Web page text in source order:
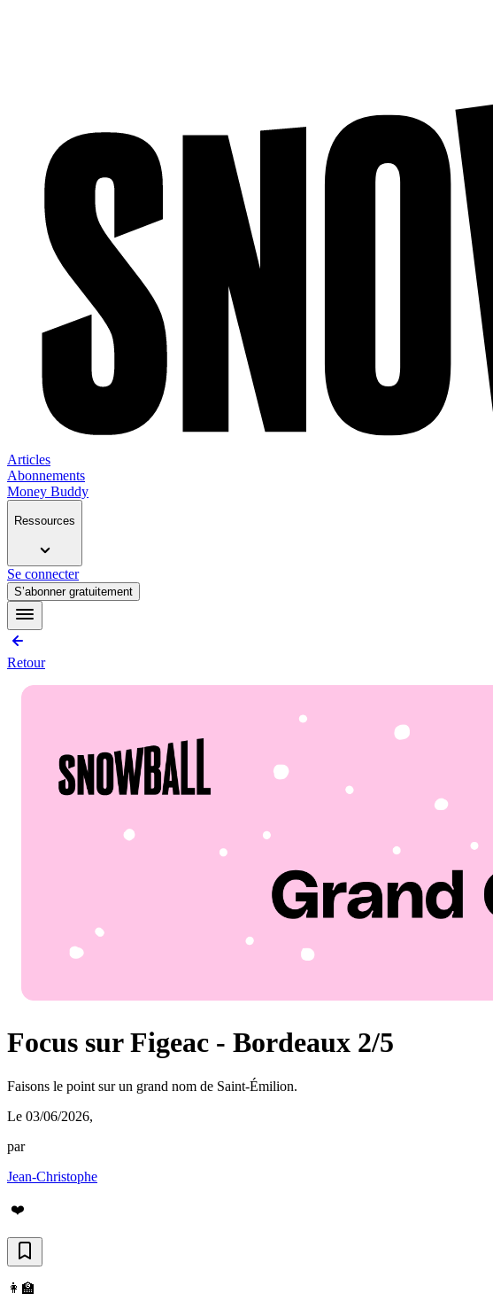
Articles
Abonnements
Money Buddy
Ressources
Se connecter
S’abonner gratuitement
Retour
Focus sur Figeac - Bordeaux 2/5
Faisons le point sur un grand nom de Saint-Émilion.
Le 03/06/2026,
par
Jean-Christophe
❤️
👩‍🏫